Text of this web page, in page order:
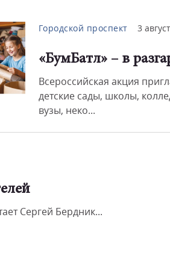
Городской проспект 3
«БумБатл» – в
Всероссийская акция
детские сады, школы,
вузы, неко...
Сергей Бердник...